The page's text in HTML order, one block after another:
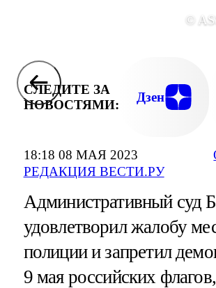
18:18 08 МАЯ 2023
РЕДАКЦИЯ ВЕСТИ.РУ
©
СЛЕДИТЕ ЗА
НОВОСТЯМИ:
Дзен
Административный суд
удовлетворил жалобу
полиции и запретил
9 мая российских